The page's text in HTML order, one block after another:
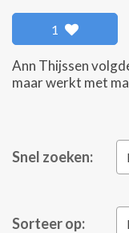
1
Ann Thijssen
maar werkt met
Snel zoeken:
Sorteer op: